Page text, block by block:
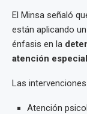
El Minsa señaló
están aplicando un
énfasis en la
atención
Las
Atención